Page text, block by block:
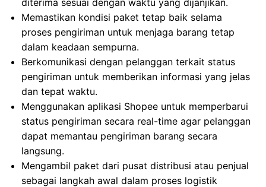
diterima sesuai dengan waktu yang dijanjikan.
Memastikan kondisi paket tetap baik selama
proses pengiriman untuk menjaga barang tetap
dalam keadaan sempurna.
Berkomunikasi dengan pelanggan terkait status
pengiriman untuk memberikan informasi yang jelas
dan tepat waktu.
Menggunakan aplikasi Shopee untuk memperbarui
status pengiriman secara real-time agar pelanggan
dapat memantau pengiriman barang secara
langsung.
Mengambil paket dari pusat distribusi atau penjual
sebagai langkah awal dalam proses logistik